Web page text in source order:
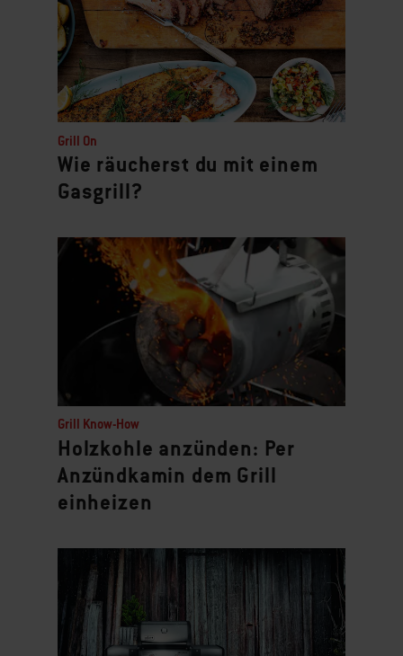
Grill On
Wie räucherst du mit einem
Gasgrill?
Grill Know-How
Holzkohle anzünden: Per
Anzündkamin dem Grill
einheizen